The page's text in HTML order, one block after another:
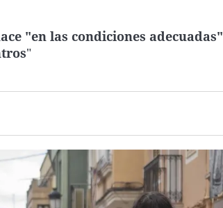
"en las condiciones adecuadas"
"